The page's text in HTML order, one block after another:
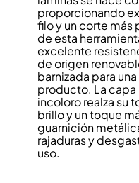
proporcionando
filo y un corte más
de esta
excelente
de origen
barnizada para
producto. La
incoloro realza su
brillo y un toque
guarnición
rajaduras y
uso.